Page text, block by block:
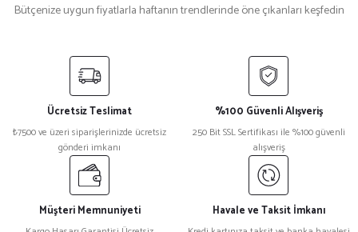
Bütçenize uygun fiyatlarla haftanın trendlerinde öne çıkanları keşfedin
Nikah Şekeri Hediyeliği Metal Ayna Magnet Nks-01
₺ 47
%15
Kristal Plaket Ekt-165a
Ücretsiz Teslimat
₺7500 ve üzeri siparişlerinizde ücretsiz
gönderi imkanı
%100 Güvenli Alışveriş
250 Bit SSL Sertifikası ile %100 güvenli
alışveriş
Müşteri Memnuniyeti Havale ve Taksit İmkanı